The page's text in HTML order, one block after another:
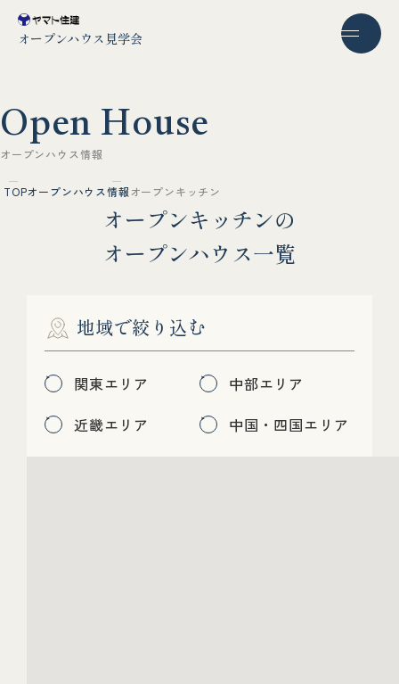
オープンハウス見学会
Open House
オー プンハ ウ ス情報
TOPオープンハウス情報オープンキッチン
オープンキ ッ チンの
オープンハウ ス一覧
地域で絞り込む
関東エリア
中部エリア
近畿エリア
中国・四国エリア